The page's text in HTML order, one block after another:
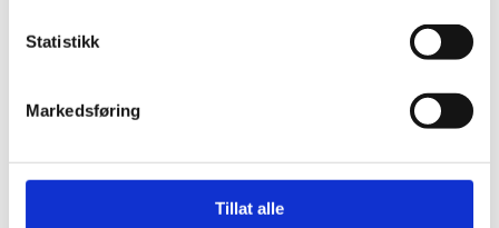
Statistikk
Markedsføring
Tillat alle